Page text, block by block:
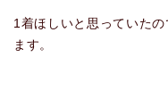
1着ほしいと思っていた
ます。